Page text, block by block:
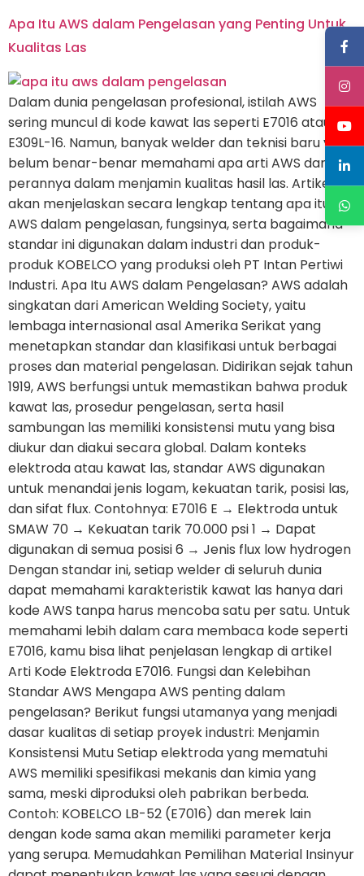
Apa Itu AWS dalam Pengelasan yang Penting Untuk
Kualitas Las
Dalam dunia pengelasan profesional, istilah AWS
sering muncul di kode kawat las seperti E7016 atau
E309L-16. Namun, banyak welder dan teknisi baru yang
belum benar-benar memahami apa arti AWS dan
perannya dalam menjamin kualitas hasil las. Artikel ini
akan menjelaskan secara lengkap tentang apa itu
AWS dalam pengelasan, fungsinya, serta bagaimana
standar ini digunakan dalam industri dan produk-
produk KOBELCO yang produksi oleh PT Intan Pertiwi
Industri. Apa Itu AWS dalam Pengelasan? AWS adalah
singkatan dari American Welding Society, yaitu
lembaga internasional asal Amerika Serikat yang
menetapkan standar dan klasifikasi untuk berbagai
proses dan material pengelasan. Didirikan sejak tahun
1919, AWS berfungsi untuk memastikan bahwa produk
kawat las, prosedur pengelasan, serta hasil
sambungan las memiliki konsistensi mutu yang bisa
diukur dan diakui secara global. Dalam konteks
elektroda atau kawat las, standar AWS digunakan
untuk menandai jenis logam, kekuatan tarik, posisi las,
dan sifat flux. Contohnya: E7016 E → Elektroda untuk
SMAW 70 → Kekuatan tarik 70.000 psi 1 → Dapat
digunakan di semua posisi 6 → Jenis flux low hydrogen
Dengan standar ini, setiap welder di seluruh dunia
dapat memahami karakteristik kawat las hanya dari
kode AWS tanpa harus mencoba satu per satu. Untuk
memahami lebih dalam cara membaca kode seperti
E7016, kamu bisa lihat penjelasan lengkap di artikel
Arti Kode Elektroda E7016. Fungsi dan Kelebihan
Standar AWS Mengapa AWS penting dalam
pengelasan? Berikut fungsi utamanya yang menjadi
dasar kualitas di setiap proyek industri: Menjamin
Konsistensi Mutu Setiap elektroda yang mematuhi
AWS memiliki spesifikasi mekanis dan kimia yang
sama, meski diproduksi oleh pabrikan berbeda.
Contoh: KOBELCO LB-52 (E7016) dan merek lain
dengan kode sama akan memiliki parameter kerja
yang serupa. Memudahkan Pemilihan Material Insinyur